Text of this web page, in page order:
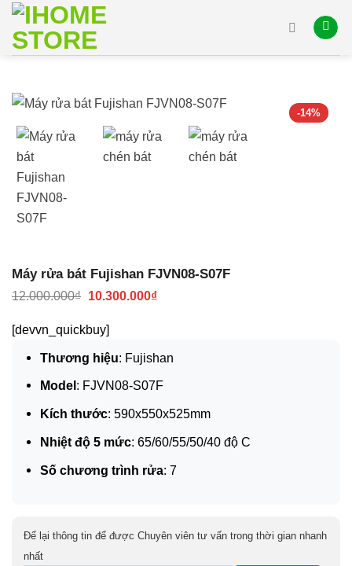
Skip
content
-14%
Máy rửa bát Fujishan FJVN08-S07F
12.000.000₫ Giá
12.000.000₫.
10.300.000₫Giá
[devvn_quickbuy]
Thương hiệu: Fujishan
Model : FJVN08-S07F
Kích thước: 590x550x525mm
Nhiệt độ 5 mức: 65/60/55/50/40 độ C
Số chương trình rửa: 7
Để lại thông tin để được Chuyên viên tư vấn trong thời gian nhanh
nhất